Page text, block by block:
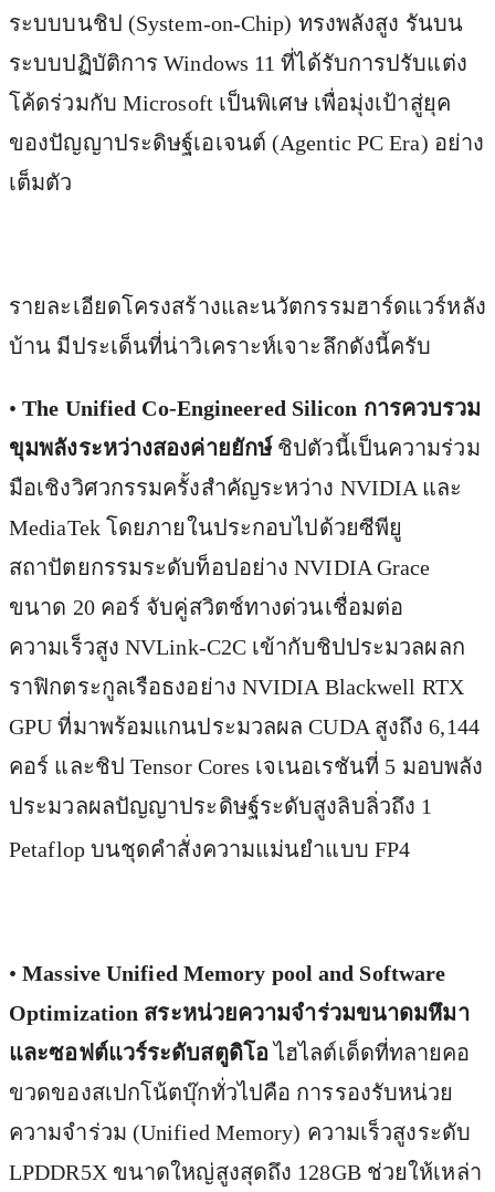
ระบบบนชิป (System-on-Chip) ทรงพลังสูง รันบน
ระบบปฏิบัติการ Windows 11 ที่ได้รับการปรับแต่ง
โค้ดร่วมกับ Microsoft เป็นพิเศษ เพื่อมุ่งเป้าสู่ยุค
ของปัญญาประดิษฐ์เอเจนต์ (Agentic PC Era) อย่าง
เต็มตัว
รายละเอียดโครงสร้างและนวัตกรรมฮาร์ดแวร์หลัง
บ้าน มีประเด็นที่น่าวิเคราะห์เจาะลึกดังนี้ครับ
•The Unified Co-Engineered Silicon การควบรวม
ขุมพลังระหว่างสองค่ายยักษ์ ชิปตัวนี้เป็นความร่วม
มือเชิงวิศวกรรมครั้งสำคัญระหว่าง NVIDIA และ
MediaTek โดยภายในประกอบไปด้วยซีพียู
สถาปัตยกรรมระดับท็อปอย่าง NVIDIA Grace
ขนาด 20 คอร์ จับคู่สวิตช์ทางด่วนเชื่อมต่อ
ความเร็วสูง NVLink-C2C เข้ากับชิปประมวลผลก
ราฟิกตระกูลเรือธงอย่าง NVIDIA Blackwell RTX
GPU ที่มาพร้อมแกนประมวลผล CUDA สูงถึง 6,144
คอร์ และชิป Tensor Cores เจเนอเรชันที่ 5 มอบพลัง
ประมวลผลปัญญาประดิษฐ์ระดับสูงลิบลิ่วถึง 1
Petaflop บนชุดคำสั่งความแม่นยำแบบ FP4
•Massive Unified Memory pool and Software
Optimization สระหน่วยความจำร่วมขนาดมหึมา
และซอฟต์แวร์ระดับสตูดิโอ ไฮไลต์เด็ดที่ทลายคอ
ขวดของสเปกโน้ตบุ๊กทั่วไปคือ การรองรับหน่วย
ความจำร่วม (Unified Memory) ความเร็วสูงระดับ
LPDDR5X ขนาดใหญ่สูงสุดถึง 128GB ช่วยให้เหล่า